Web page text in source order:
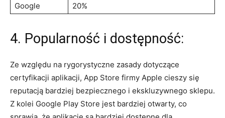
Google
20%
4. Popularność i dostępność:
Ze względu na rygorystyczne zasady dotyczące
certyfikacji aplikacji, App Store firmy Apple cieszy się
reputacją bardziej bezpiecznego i ekskluzywnego sklepu.
Z kolei Google Play Store jest bardziej otwarty, co